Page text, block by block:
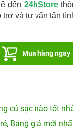
đến 24hStore
và tư vấn tận
Mua hàng ngay
củ sạc nào tốt
Bảng giá mới